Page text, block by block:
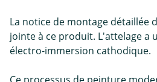
La notice de montage détaillée
jointe à ce produit. L'attelage a
électro-immersion cathodique.